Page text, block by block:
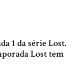
1 da série Lost.
Lost tem